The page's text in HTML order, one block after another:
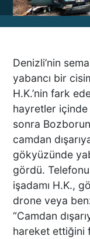
Denizli’nin
yabancı bir
H.K.’nin fark
hayretler içinde
sonra
camdan
gökyüzünde
gördü.
işadamı H.K.,
drone veya
“Camdan
hareket ettiğini